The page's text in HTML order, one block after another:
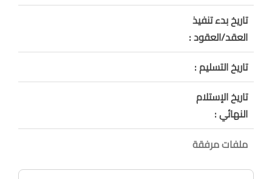
تاريخ بدء تنفيذ
العقد/العقود :
تاريخ التسليم :
تاريخ الإستلام
النهائي :
ملفات مرفقة